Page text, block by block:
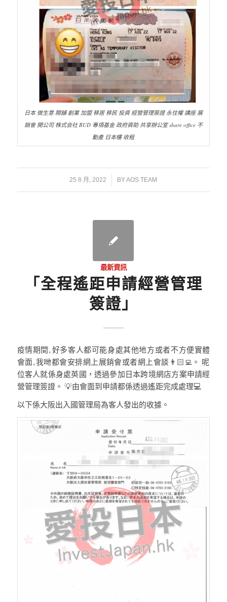
日本 做生意 開舖 創業 加盟 移居 移民 投資 經營管理簽證 永住權 講座 展
銷會 開公司 株式会社 BUD 專項基金 政府資助 共享辦公室 share office 不
動產 日本樓 收租
25 8 月, 2022
/ BYAOS TEAM
最新資訊
「全程遙距申請經營管理
簽證」
疫情期間, 好多客人都可能身處其他地方或者不方便實體
會面, 我哋都會安排網上展銷會或者網上會談👨🏻‍💻。 呢
位客人就係身處英國，透過參加日本跨境網店方案申請經
營管理簽證。 💡由會面到申請都係透過遙距完成處理💻
以下係大阪出入國管理局為客人發出的收據。